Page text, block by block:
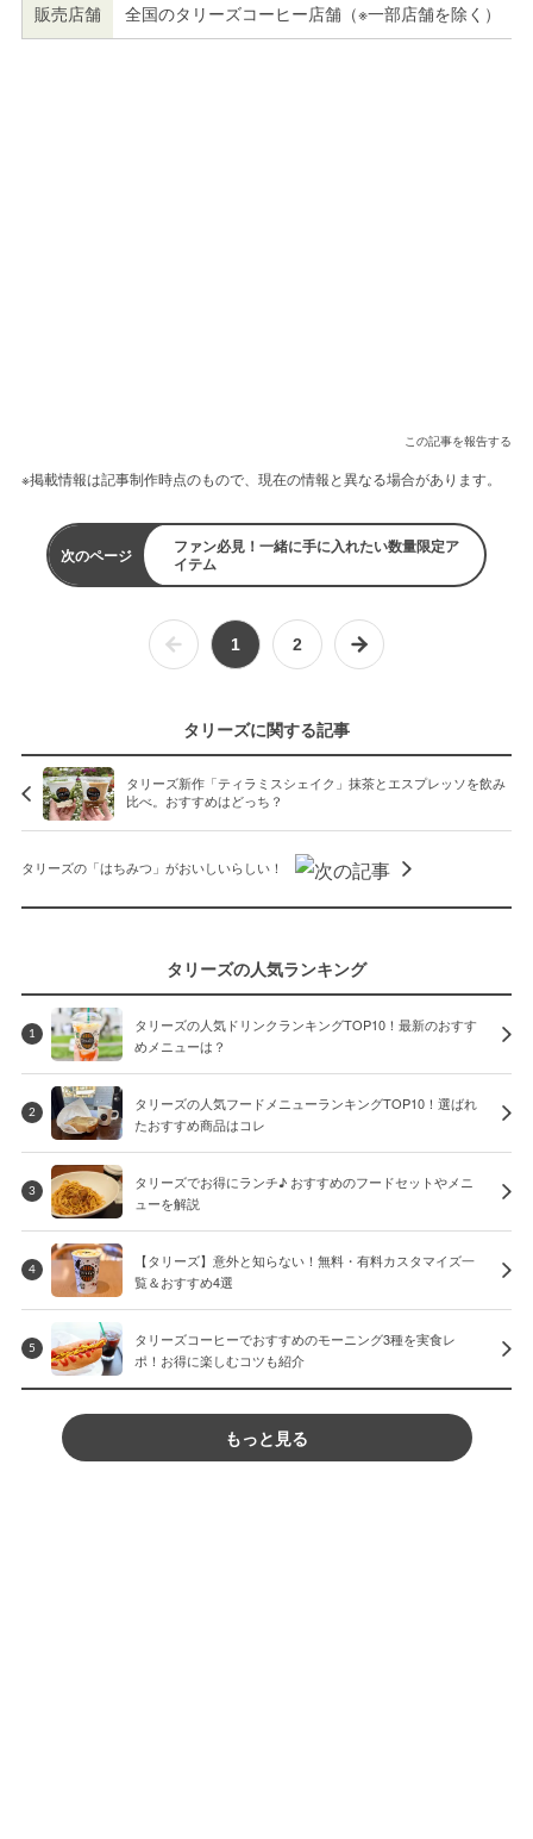
販売店舗 全国のタリーズコーヒー店舗（※一部店舗を除く）
この記事を報告する
※掲載情報は記事制作時点のもので、現在の情報と異なる場合があります。
次のページ
ファン必見！一緒に手に入れたい数量限定ア
イテム
1 2
タリーズに関する記事
タリーズ新作「ティラミスシェイク」抹茶とエスプレッソを飲み
比べ。おすすめはどっち？
タリーズの「はちみつ」がおいしいらしい！
タリーズの人気ランキング
1
タリーズの人気ドリンクランキングTOP10！最新のおすす
めメニューは？
2
タリーズの人気フードメニューランキングTOP10！選ばれ
たおすすめ商品はコレ
3
タリーズでお得にランチ♪ おすすめのフードセットやメニ
ューを解説
4
【タリーズ】意外と知らない！無料・有料カスタマイズ一
覧＆おすすめ4選
5
タリーズコーヒーでおすすめのモーニング3種を実食レ
ポ！お得に楽しむコツも紹介
もっと見る